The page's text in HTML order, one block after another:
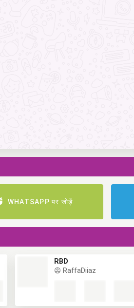
WHATSAPP पर जोड़ें
RBD
RaffaDiiaz